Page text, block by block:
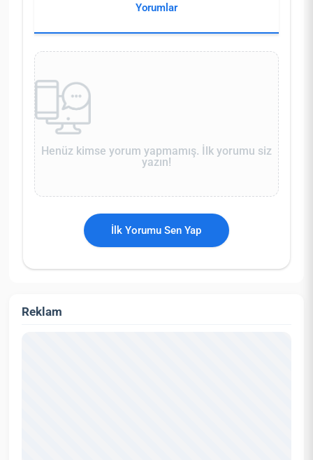
Yorumlar
Henüz kimse yorum yapmamış. İlk yorumu siz
yazın!
İlk Yorumu Sen Yap
Reklam